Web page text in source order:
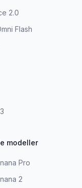
2.0
Flash
modeller
Pro
2